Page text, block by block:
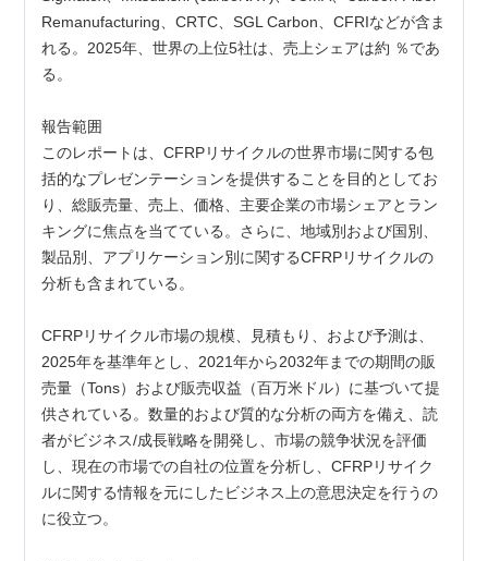
Remanufacturing、CRTC、SGL Carbon、CFRIなどが含ま
れる。2025年、世界の上位5社は、売上シェアは約 ％であ
る。
報告範囲
このレポートは、CFRPリサイクルの世界市場に関する包
括的なプレゼンテーションを提供することを目的としてお
り、総販売量、売上、価格、主要企業の市場シェアとラン
キングに焦点を当てている。さらに、地域別および国別、
製品別、アプリケーション別に関するCFRPリサイクルの
分析も含まれている。
CFRPリサイクル市場の規模、見積もり、および予測は、
2025年を基準年とし、2021年から2032年までの期間の販
売量（Tons）および販売収益（百万米ドル）に基づいて提
供されている。数量的および質的な分析の両方を備え、読
者がビジネス/成長戦略を開発し、市場の競争状況を評価
し、現在の市場での自社の位置を分析し、CFRPリサイク
ルに関する情報を元にしたビジネス上の意思決定を行うの
に役立つ。